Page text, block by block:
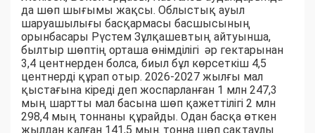
да шөп шығымы жақсы. Облыстық ауыл
шаруашылығы басқармасы басшысының
орынбасары Рүстем Зұлқашевтың айтуынша,
былтыр шөптің орташа өнімділігі әр гектарынан
3,4 центнерден болса, биыл бұл көрсеткіш 4,5
центнерді құрап отыр. 2026-2027 жылғы мал
қыстағына кіреді деп жоспарланған 1 млн 247,3
мың шартты мал басына шөп қажеттілігі 2 млн
298,4 мың тоннаны құрайды. Одан басқа өткен
жылдан қалған 141,5 мың тонна шөп сақтаулы